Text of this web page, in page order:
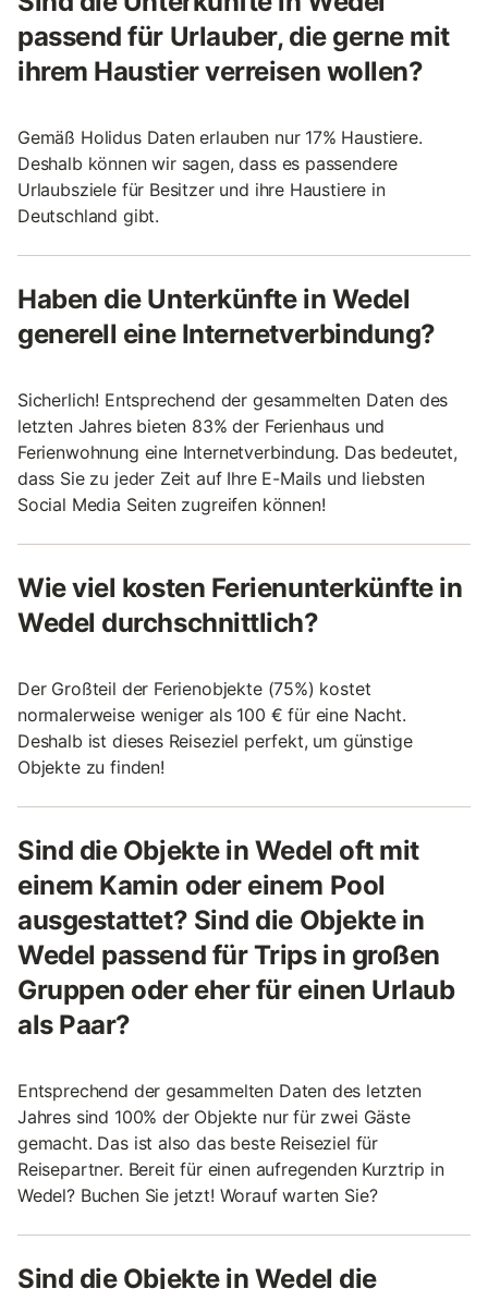
passend für Urlauber, die gerne mit
ihrem Haustier verreisen wollen?
Gemäß Holidus Daten erlauben nur 17% Haustiere.
Deshalb können wir sagen, dass es passendere
Urlaubsziele für Besitzer und ihre Haustiere in
Deutschland gibt.
Haben die Unterkünfte in Wedel
generell eine Internetverbindung?
Sicherlich! Entsprechend der gesammelten Daten des
letzten Jahres bieten 83% der Ferienhaus und
Ferienwohnung eine Internetverbindung. Das bedeutet,
dass Sie zu jeder Zeit auf Ihre E-Mails und liebsten
Social Media Seiten zugreifen können!
Wie viel kosten Ferienunterkünfte in
Wedel durchschnittlich?
Der Großteil der Ferienobjekte (75%) kostet
normalerweise weniger als 100 € für eine Nacht.
Deshalb ist dieses Reiseziel perfekt, um günstige
Objekte zu finden!
Sind die Objekte in Wedel oft mit
einem Kamin oder einem Pool
ausgestattet? Sind die Objekte in
Wedel passend für Trips in großen
Gruppen oder eher für einen Urlaub
als Paar?
Entsprechend der gesammelten Daten des letzten
Jahres sind 100% der Objekte nur für zwei Gäste
gemacht. Das ist also das beste Reiseziel für
Reisepartner. Bereit für einen aufregenden Kurztrip in
Wedel? Buchen Sie jetzt! Worauf warten Sie?
Sind die Objekte in Wedel die